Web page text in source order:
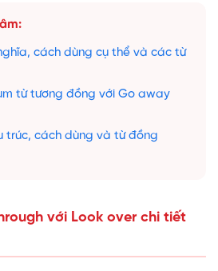
cách dùng cụ thể và các từ
từ tương đồng với Go away
trúc, cách dùng và từ đồng
với Look over chi tiết